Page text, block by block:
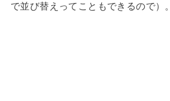
で並び替えってこともできるので）。